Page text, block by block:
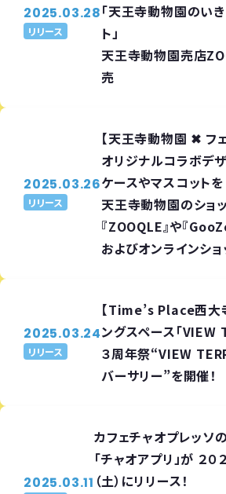
2025.03.28
リリース
「天王寺動物園のい
ト」
天王寺動物園売店
売
2025.03.26
リリース
【天王寺動物園 ✖ フ
オリジナルコラボデ
ケースやマスコットを
天王寺動物園のショ
『ZOOQLE』や『
およびオンラインショ
2025.03.24
リリース
【Time’s Place西大
ングスペース「VIEW
３周年祭“VIEW
バーサリー”を開催！
2025.03.11
カフェチャオプレッソ
「チャオアプリ」が ２
（土）にリリース！